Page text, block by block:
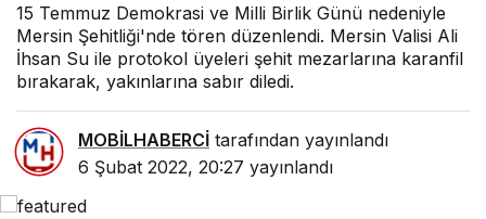
15 Temmuz Demokrasi ve Milli Birlik Günü nedeniyle
Mersin Şehitliği'nde tören düzenlendi. Mersin Valisi Ali
İhsan Su ile protokol üyeleri şehit mezarlarına karanfil
bırakarak, yakınlarına sabır diledi.
MOBİLHABERCİ tarafından yayınlandı
6 Şubat 2022, 20:27 yayınlandı